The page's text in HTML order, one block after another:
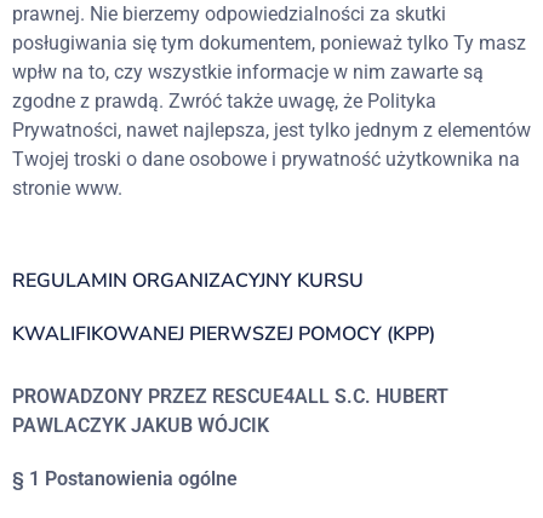
prawnej. Nie bierzemy odpowiedzialności za skutki
posługiwania się tym dokumentem, ponieważ tylko Ty masz
wpłw na to, czy wszystkie informacje w nim zawarte są
zgodne z prawdą. Zwróć także uwagę, że Polityka
Prywatności, nawet najlepsza, jest tylko jednym z elementów
Twojej troski o dane osobowe i prywatność użytkownika na
stronie www.
REGULAMIN ORGANIZACYJNY KURSU
KWALIFIKOWANEJ PIERWSZEJ POMOCY (KPP)
PROWADZONY PRZEZ RESCUE4ALL S.C. HUBERT
PAWLACZYK JAKUB WÓJCIK
§ 1 Postanowienia ogólne